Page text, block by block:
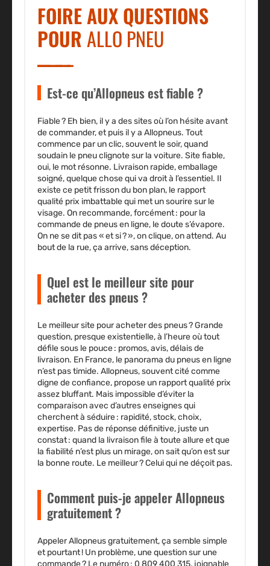
FOIRE AUX QUESTIONS
POUR ALLO PNEU
Est-ce qu’Allopneus est fiable ?
Fiable ? Eh bien, il y a des sites où l’on hésite avant
de commander, et puis il y a Allopneus. Tout
commence par un clic, souvent le soir, quand
soudain le pneu clignote sur la voiture. Site fiable,
oui, le mot résonne. Livraison rapide, emballage
soigné, quelque chose qui va droit à l’essentiel. Il
existe ce petit frisson du bon plan, le rapport
qualité prix imbattable qui met un sourire sur le
visage. On recommande, forcément : pour la
commande de pneus en ligne, le doute s’évapore.
On ne se dit pas « et si ? », on clique, on attend. Au
bout de la rue, ça arrive, sans déception.
Quel est le meilleur site pour
acheter des pneus ?
Le meilleur site pour acheter des pneus ? Grande
question, presque existentielle, à l’heure où tout
défile sous le pouce : promos, avis, délais de
livraison. En France, le panorama du pneus en ligne
n’est pas timide. Allopneus, souvent cité comme
digne de confiance, propose un rapport qualité prix
assez bluffant. Mais impossible d’éviter la
comparaison avec d’autres enseignes qui
cherchent à séduire : rapidité, stock, choix,
expertise. Pas de réponse définitive, juste un
constat : quand la livraison file à toute allure et que
la fiabilité n’est plus un mirage, on sait qu’on est sur
la bonne route. Le meilleur ? Celui qui ne déçoit pas.
Comment puis-je appeler Allopneus
gratuitement ?
Appeler Allopneus gratuitement, ça semble simple
et pourtant ! Un problème, une question sur une
commande ? Le numéro : 0 809 400 315, joignable